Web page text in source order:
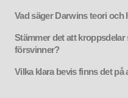
Vad säger Darwins teori och
Stämmer det att
försvinner?
Vilka klara bevis finns det